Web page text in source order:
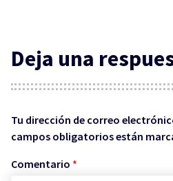
Deja una
Tu dirección de correo
campos obligatorios están
Comentario *